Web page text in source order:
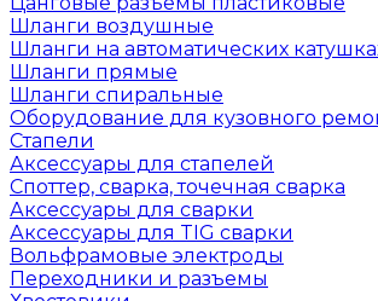
Шланги воздушные
Шланги на автоматических
Шланги прямые
Шланги спиральные
Оборудование для кузовного
Стапели
Аксессуары для стапелей
Споттер, сварка, точечная сварка
Аксессуары для сварки
Аксессуары для TIG сварки
Вольфрамовые электроды
Переходники и разъемы